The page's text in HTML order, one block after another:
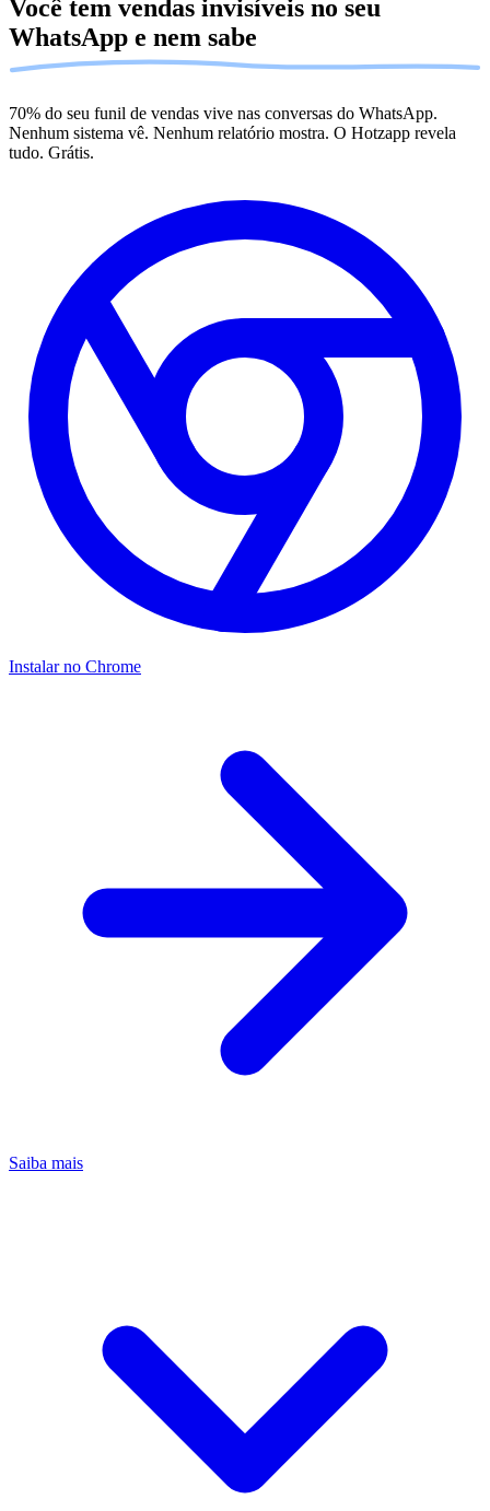
Você tem vendas invisíveis no seu
WhatsApp e nem sabe
70% do seu funil de vendas vive nas conversas do WhatsApp.
Nenhum sistema vê. Nenhum relatório mostra. O Hotzapp revela
tudo. Grátis.
Instalar no Chrome
Saiba mais